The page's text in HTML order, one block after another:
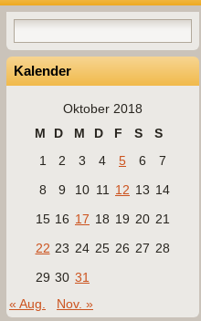
Kalender
Oktober 2018
M
D M D F S
S
1
2 3 4 5 6
7
8
9 10 11 12 13 14
15 16 17 18 19 20 21
22 23 24 25 26 27 28
29 30 31
« Aug.
Nov. »